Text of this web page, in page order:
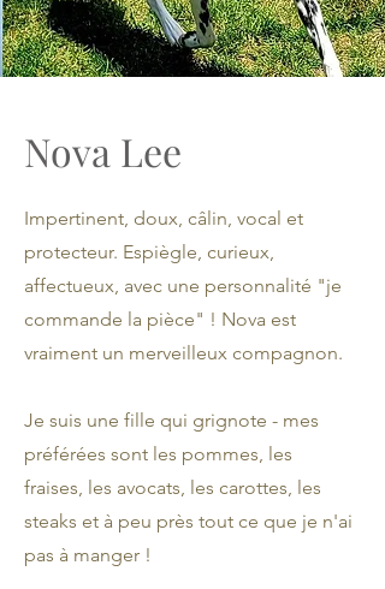
Nova Lee
Impertinent, doux, câlin, vocal et
protecteur. Espiègle, curieux,
affectueux, avec une personnalité "je
commande la pièce" ! Nova est
vraiment un merveilleux compagnon.
Je suis une fille qui grignote - mes
préférées sont les pommes, les
fraises, les avocats, les carottes, les
steaks et à peu près tout ce que je n'ai
pas à manger !